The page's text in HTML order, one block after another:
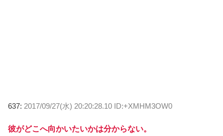
637: 2017/09/27(水) 20:20:28.10 ID:+XMHM3OW0
彼がどこへ向かいたいかは分からない。